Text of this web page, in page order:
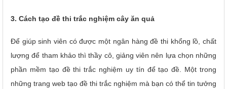
3. Cách tạo đề thi trắc nghiệm cây ăn quả
Để giúp sinh viên có được một ngân hàng đề thi khổng lồ, chất
lượng để tham khảo thì thầy cô, giảng viên nên lựa chọn những
phần mềm tạo đề thi trắc nghiệm uy tín để tạo đề. Một trong
những trang web tạo đề thi trắc nghiệm mà bạn có thể tin tưởng